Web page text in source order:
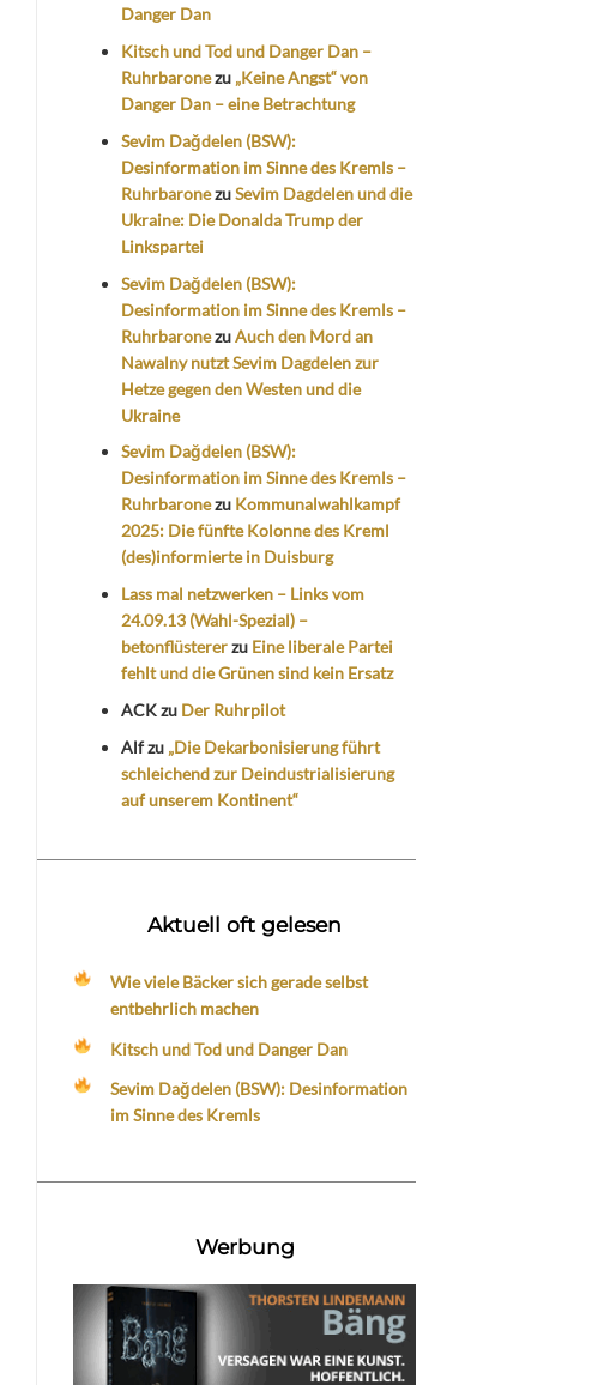
Danger Dan
Kitsch und Tod und Danger Dan –
Ruhrbaronezu „Keine Angst“ von
Danger Dan – eine Betrachtung
Sevim Dağdelen (BSW):
Desinformation im Sinne des Kremls –
RuhrbaronezuSevim Dagdelen und die
Ukraine: Die Donalda Trump der
Linkspartei
Sevim Dağdelen (BSW):
Desinformation im Sinne des Kremls –
RuhrbaronezuAuch den Mord an
Nawalny nutzt Sevim Dagdelen zur
Hetze gegen den Westen und die
Ukraine
Sevim Dağdelen (BSW):
Desinformation im Sinne des Kremls –
Ruhrbaronezu Kommunalwahlkampf
2025: Die fünfte Kolonne des Kreml
(des)informierte in Duisburg
Lass mal netzwerken – Links vom
24.09.13 (Wahl-Spezial) –
betonflüstererzu Eine liberale Partei
fehlt und die Grünen sind kein Ersatz
ACKzu Der Ruhrpilot
Alfzu „Die Dekarbonisierung führt
schleichend zur Deindustrialisierung
auf unserem Kontinent“
Aktuell oft gelesen
Wie viele Bäcker sich gerade selbst
entbehrlich machen
Kitsch und Tod und Danger Dan
Sevim Dağdelen (BSW): Desinformation
im Sinne des Kremls
Werbung